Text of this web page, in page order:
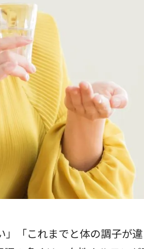
「これまでと体の調子が